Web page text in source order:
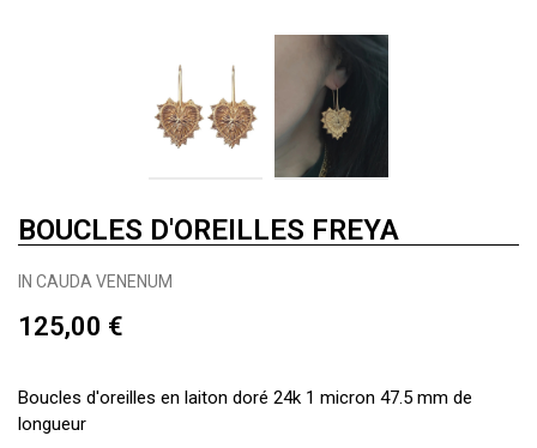
BOUCLES D'OREILLES FREYA
IN CAUDA VENENUM
125,00 €
Boucles d'oreilles en laiton doré 24k 1 micron 47.5 mm de
longueur